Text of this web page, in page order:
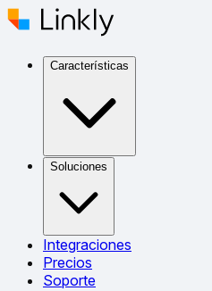
Características
Soluciones
Integraciones
Precios
Soporte